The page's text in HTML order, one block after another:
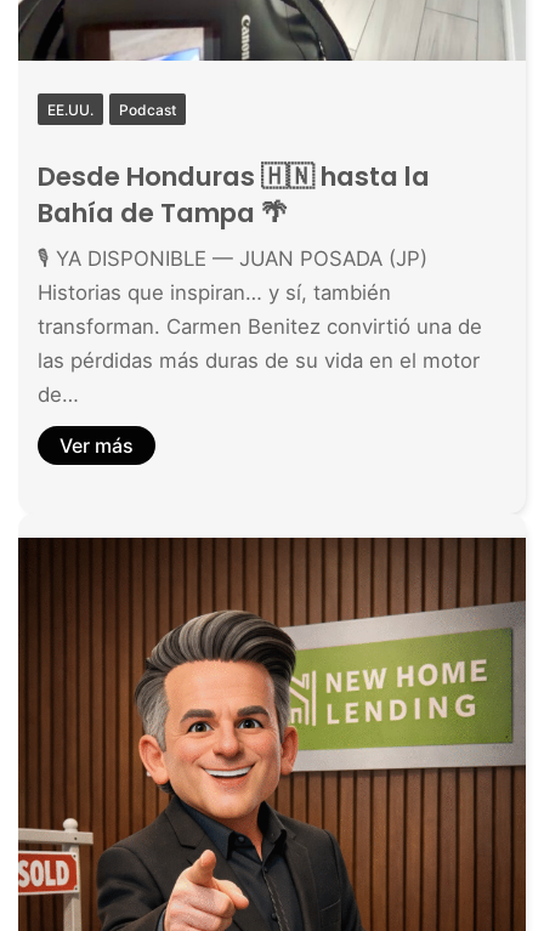
EE.UU. Podcast
Desde Honduras 🇭🇳 hasta la
Bahía de Tampa 🌴
🎙️ YA DISPONIBLE — JUAN POSADA (JP)
Historias que inspiran… y sí, también
transforman. Carmen Benitez convirtió una de
las pérdidas más duras de su vida en el motor
de…
Ver más